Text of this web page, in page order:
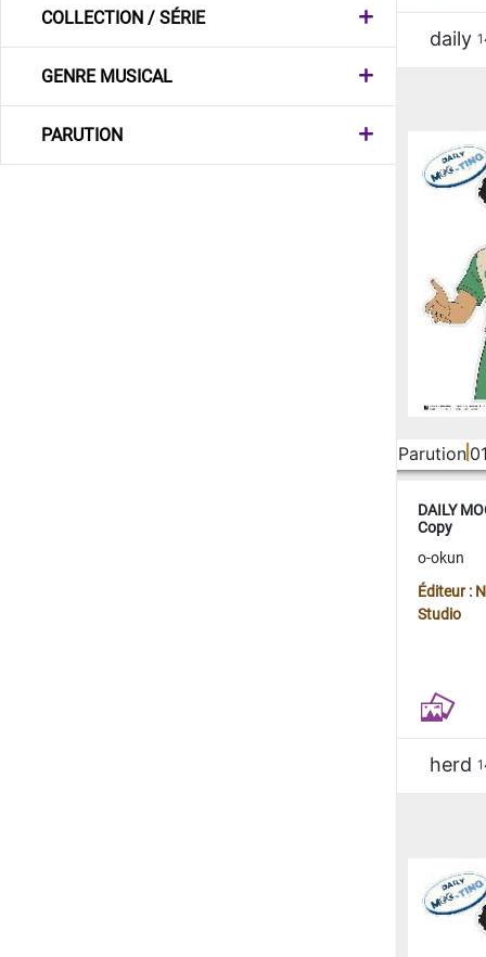
COLLECTION / SÉRIE
GENRE MUSICAL
PARUTION
daily
Parution
DAILY
Copy
o-okun
Éditeur :
Studio
herd